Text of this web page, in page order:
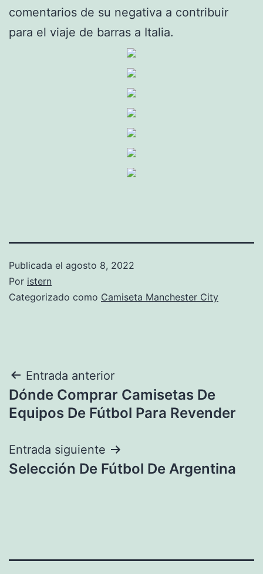
comentarios de su negativa a contribuir
para el viaje de barras a Italia.
Publicada el agosto 8, 2022
Por istern
Categorizado como Camiseta Manchester City
Navegación
de
Entrada anterior
Dónde Comprar Camisetas De
Equipos De Fútbol Para Revender
Entrada siguiente
Selección De Fútbol De Argentina